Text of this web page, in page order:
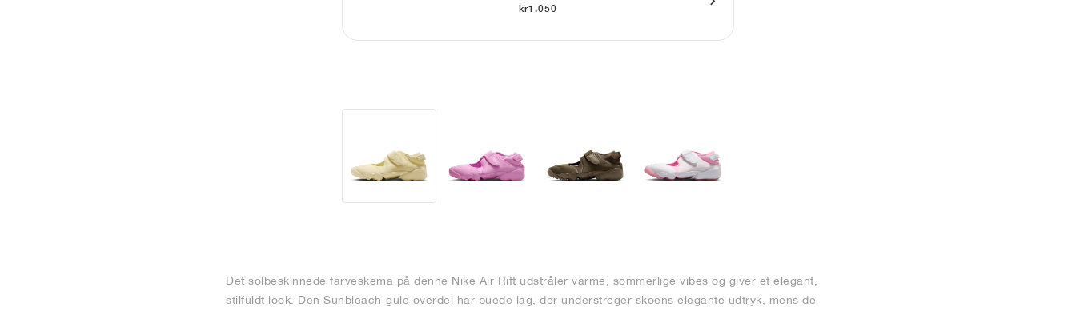
kr1.050
Det solbeskinnede farveskema på denne Nike Air Rift udstråler varme, sommerlige vibes og giver et elegant,
stilfuldt look. Den Sunbleach-gule overdel har buede lag, der understreger skoens elegante udtryk, mens de